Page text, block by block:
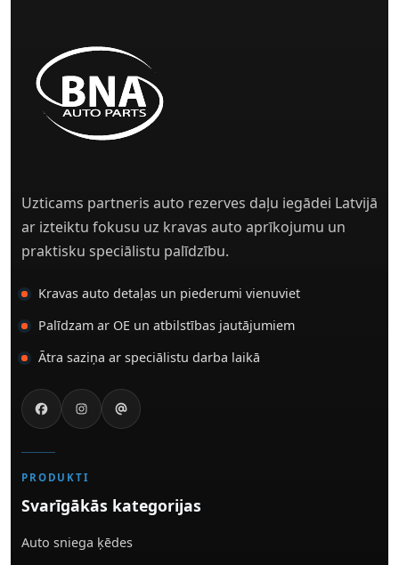
Uzticams partneris auto rezerves daļu iegādei Latvijā
ar izteiktu fokusu uz kravas auto aprīkojumu un
praktisku speciālistu palīdzību.
Kravas auto detaļas un piederumi vienuviet
Palīdzam ar OE un atbilstības jautājumiem
Ātra saziņa ar speciālistu darba laikā
PRODUKTI
Svarīgākās kategorijas
Auto sniega ķēdes